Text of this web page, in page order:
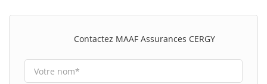
Contactez MAAF Assurances CERGY